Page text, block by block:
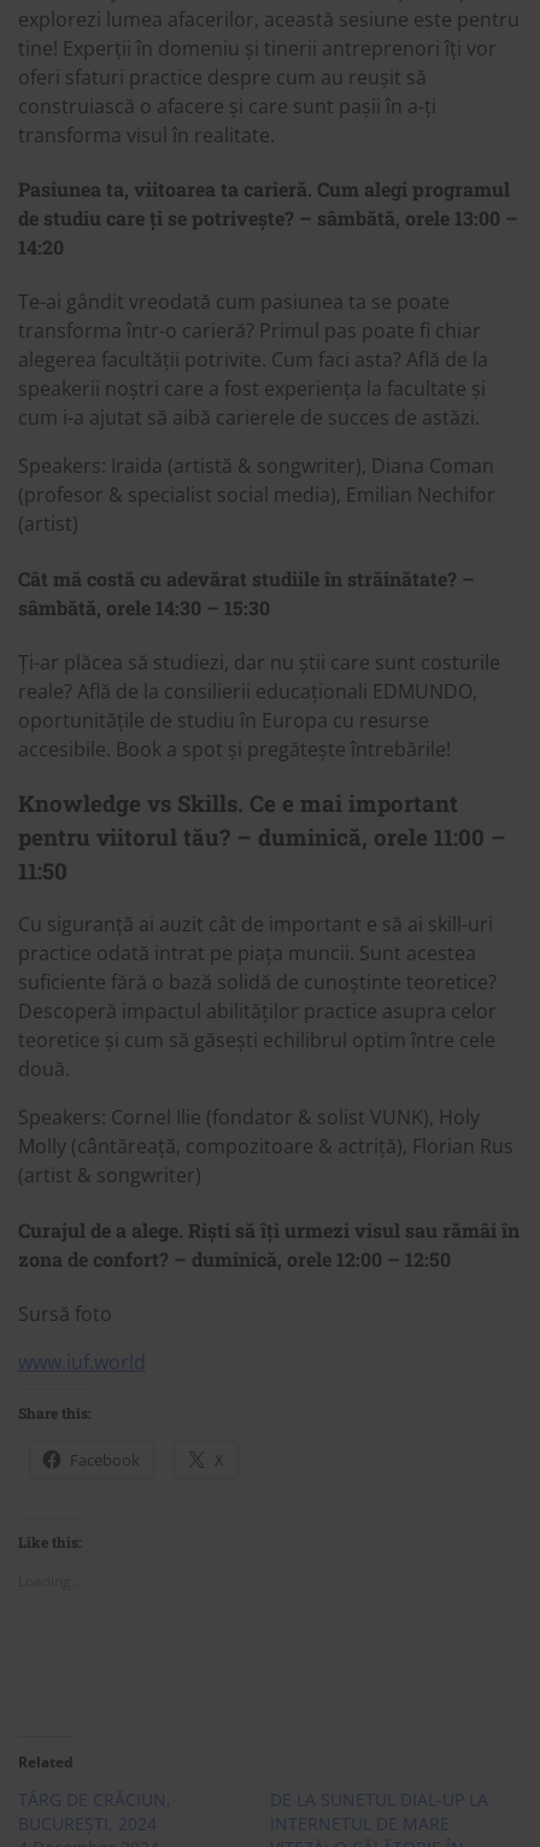
explorezi lumea afacerilor, această sesiune este pentru
tine! Experții în domeniu și tinerii antreprenori îți vor
oferi sfaturi practice despre cum au reușit să
construiască o afacere și care sunt pașii în a-ți
transforma visul în realitate.
Pasiunea ta, viitoarea ta carieră. Cum alegi programul
de studiu care ți se potrivește? – sâmbătă, orele 13:00 –
14:20
Te-ai gândit vreodată cum pasiunea ta se poate
transforma într-o carieră? Primul pas poate fi chiar
alegerea facultății potrivite. Cum faci asta? Află de la
speakerii noștri care a fost experiența la facultate și
cum i-a ajutat să aibă carierele de succes de astăzi.
Speakers: Iraida (artistă & songwriter), Diana Coman
(profesor & specialist social media), Emilian Nechifor
(artist)
Cât mă costă cu adevărat studiile în străinătate? –
sâmbătă, orele 14:30 – 15:30
Ți-ar plăcea să studiezi, dar nu știi care sunt costurile
reale? Află de la consilierii educaționali EDMUNDO,
oportunitățile de studiu în Europa cu resurse
accesibile. Book a spot și pregătește întrebările!
Knowledge vs Skills. Ce e mai important
pentru viitorul tău? – duminică, orele 11:00 –
11:50
Cu siguranță ai auzit cât de important e să ai skill-uri
practice odată intrat pe piața muncii. Sunt acestea
suficiente fără o bază solidă de cunoștinte teoretice?
Descoperă impactul abilităților practice asupra celor
teoretice și cum să găsești echilibrul optim între cele
două.
Speakers: Cornel Ilie (fondator & solist VUNK), Holy
Molly (cântăreață, compozitoare & actriță), Florian Rus
(artist & songwriter)
Curajul de a alege. Riști să îți urmezi visul sau rămâi în
zona de confort? – duminică, orele 12:00 – 12:50
Sursă foto
www.iuf.world
Share this:
Facebook X
Like this:
Related
TÂRG DE CRĂCIUN,
BUCUREȘTI, 2024
DE LA SUNETUL DIAL-UP LA
INTERNETUL DE MARE